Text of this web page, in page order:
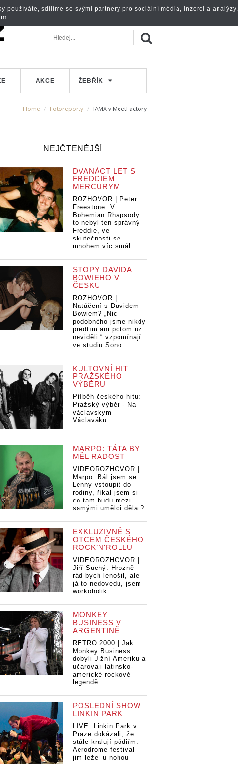
AKCE ŽEBŘÍK
Home Fotoreporty IAMX v MeetFactory
NEJČTENĚJŠÍ
DVANÁCT LET S
FREDDIEM
MERCURYM
ROZHOVOR | Peter
Freestone: V
Bohemian Rhapsody
to nebyl ten správný
Freddie, ve
skutečnosti se
mnohem víc smál
STOPY DAVIDA
BOWIEHO V
ČESKU
ROZHOVOR |
Natáčení s Davidem
Bowiem? „Nic
podobného jsme nikdy
předtím ani potom už
neviděli,“ vzpomínají
ve studiu Sono
KULTOVNÍ HIT
PRAŽSKÉHO
VÝBĚRU
Příběh českého hitu:
Pražský výběr - Na
václavskym
Václaváku
MARPO: TÁTA BY
MĚL RADOST
VIDEOROZHOVOR |
Marpo: Bál jsem se
Lenny vstoupit do
rodiny, říkal jsem si,
co tam budu mezi
samými umělci dělat?
EXKLUZIVNĚ S
OTCEM ČESKÉHO
ROCK’N’ROLLU
VIDEOROZHOVOR |
Jiří Suchý: Hrozně
rád bych lenošil, ale
já to nedovedu, jsem
workoholik
MONKEY
BUSINESS V
ARGENTINĚ
RETRO 2000 | Jak
Monkey Business
dobyli Jižní Ameriku a
učarovali latinsko-
americké rockové
legendě
POSLEDNÍ SHOW
LINKIN PARK
LIVE: Linkin Park v
Praze dokázali, že
stále kralují pódiím.
Aerodrome festival
jim ležel u nohou
používáte, sdílíme se svými partnery pro sociální média, inzerci a analýzy.